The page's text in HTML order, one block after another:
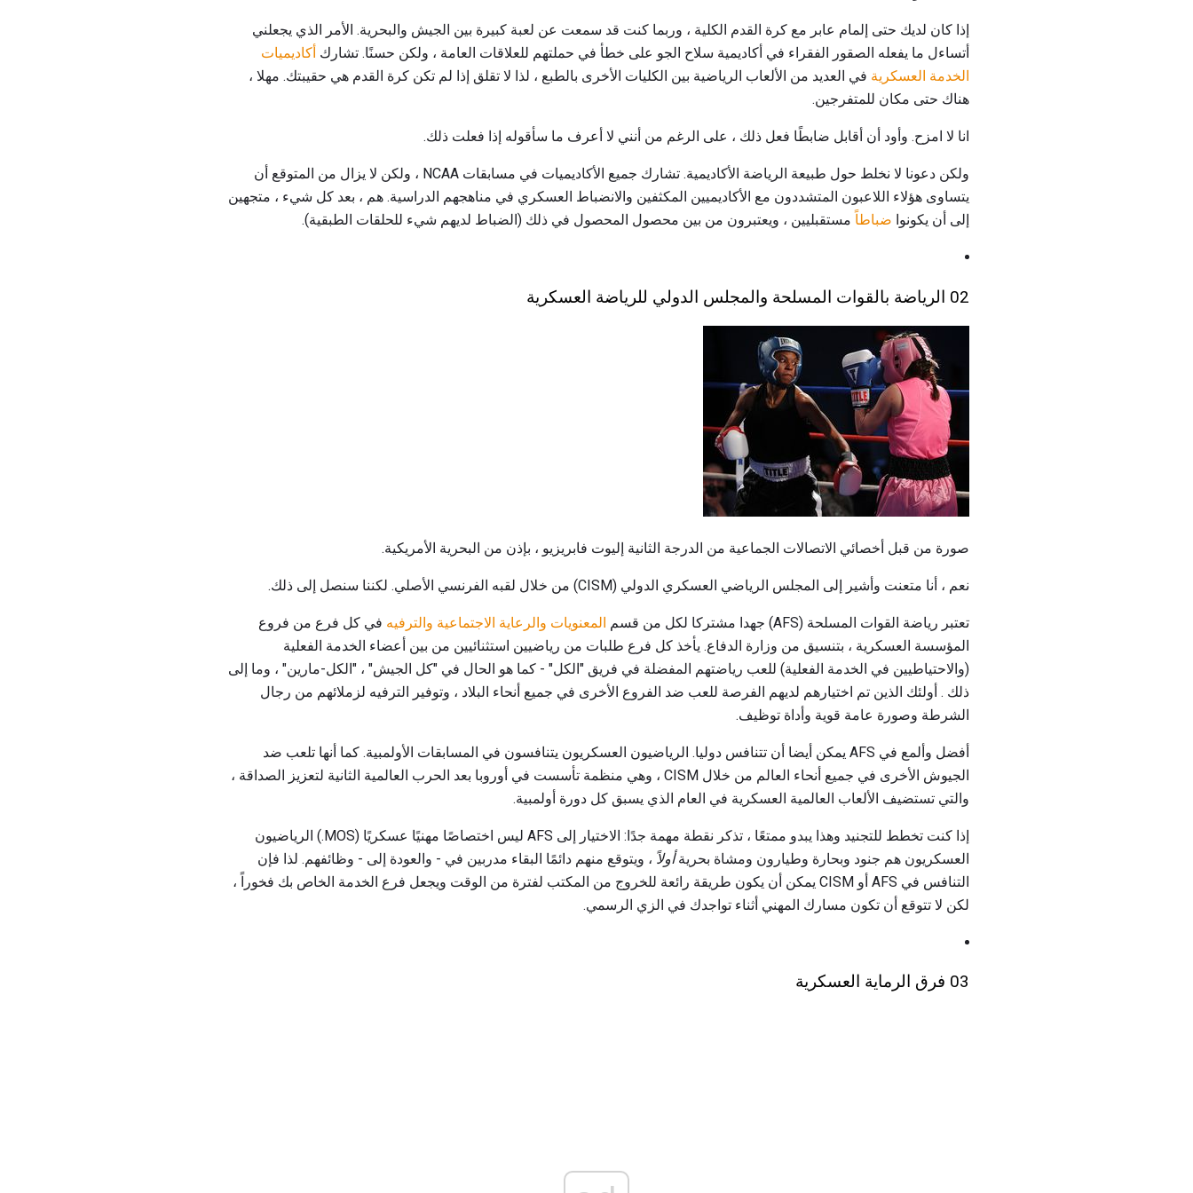
إذا كان لديك حتى إلمام عابر مع كرة القدم الكلية ، وربما كنت قد سمعت عن لعبة كبيرة بين الجيش والبحرية. الأمر الذي يجعلني
أتساءل ما يفعله الصقور الفقراء في أكاديمية سلاح الجو على خطأ في حملتهم للعلاقات العامة ، ولكن حسنًا. تشارك أكاديميات
الخدمة العسكرية في العديد من الألعاب الرياضية بين الكليات الأخرى بالطبع ، لذا لا تقلق إذا لم تكن كرة القدم هي حقيبتك. مهلا ،
هناك حتى مكان للمتفرجين.
انا لا امزح. وأود أن أقابل ضابطًا فعل ذلك ، على الرغم من أنني لا أعرف ما سأقوله إذا فعلت ذلك.
ولكن دعونا لا نخلط حول طبيعة الرياضة الأكاديمية. تشارك جميع الأكاديميات في مسابقات NCAA ، ولكن لا يزال من المتوقع أن
يتساوى هؤلاء اللاعبون المتشددون مع الأكاديميين المكثفين والانضباط العسكري في مناهجهم الدراسية. هم ، بعد كل شيء ، متجهين
إلى أن يكونوا ضباطاً مستقبليين ، ويعتبرون من بين محصول المحصول في ذلك (الضباط لديهم شيء للحلقات الطبقية).
02 الرياضة بالقوات المسلحة والمجلس الدولي للرياضة العسكرية
صورة من قبل أخصائي الاتصالات الجماعية من الدرجة الثانية إليوت فابريزيو ، بإذن من البحرية الأمريكية.
نعم ، أنا متعنت وأشير إلى المجلس الرياضي العسكري الدولي (CISM) من خلال لقبه الفرنسي الأصلي. لكننا سنصل إلى ذلك.
تعتبر رياضة القوات المسلحة (AFS) جهدا مشتركا لكل من قسم المعنويات والرعاية الاجتماعية والترفيه في كل فرع من فروع
المؤسسة العسكرية ، بتنسيق من وزارة الدفاع. يأخذ كل فرع طلبات من رياضيين استثنائيين من بين أعضاء الخدمة الفعلية
(والاحتياطيين في الخدمة الفعلية) للعب رياضتهم المفضلة في فريق "الكل" - كما هو الحال في "كل الجيش" ، "الكل-مارين" ، وما إلى
ذلك . أولئك الذين تم اختيارهم لديهم الفرصة للعب ضد الفروع الأخرى في جميع أنحاء البلاد ، وتوفير الترفيه لزملائهم من رجال
الشرطة وصورة عامة قوية وأداة توظيف.
أفضل وألمع في AFS يمكن أيضا أن تتنافس دوليا. الرياضيون العسكريون يتنافسون في المسابقات الأولمبية. كما أنها تلعب ضد
الجيوش الأخرى في جميع أنحاء العالم من خلال CISM ، وهي منظمة تأسست في أوروبا بعد الحرب العالمية الثانية لتعزيز الصداقة ،
والتي تستضيف الألعاب العالمية العسكرية في العام الذي يسبق كل دورة أولمبية.
إذا كنت تخطط للتجنيد وهذا يبدو ممتعًا ، تذكر نقطة مهمة جدًا: الاختيار إلى AFS ليس اختصاصًا مهنيًا عسكريًا (MOS.) الرياضيون
العسكريون هم جنود وبحارة وطيارون ومشاة بحريةأولاً ، ويتوقع منهم دائمًا البقاء مدربين في - والعودة إلى - وظائفهم. لذا فإن
التنافس في AFS أو CISM يمكن أن يكون طريقة رائعة للخروج من المكتب لفترة من الوقت ويجعل فرع الخدمة الخاص بك فخوراً ،
لكن لا تتوقع أن تكون مسارك المهني أثناء تواجدك في الزي الرسمي.
03 فرق الرماية العسكرية